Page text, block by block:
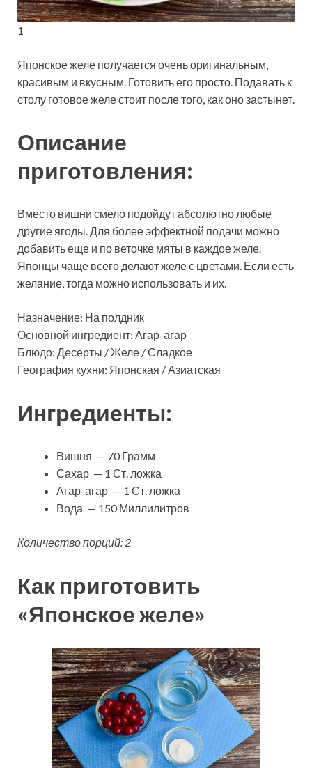
1
Японское желе получается очень оригинальным,
красивым и вкусным. Готовить его просто. Подавать к
столу готовое желе стоит после того, как онозастынет.
Описание
приготовления:
Вместо вишни смело подойдут абсолютно любые
другие ягоды. Для более эффектной подачи можно
добавить еще и по веточке мяты в каждое желе.
Японцы чаще всего делают желе с цветами. Если есть
желание, тогда можно использовать и их.
Назначение: На полдник
Основной ингредиент: Агар-агар
Блюдо: Десерты / Желе / Сладкое
География кухни: Японская / Азиатская
Ингредиенты:
Вишня — 70 Грамм
Сахар — 1 Ст. ложка
Агар-агар — 1 Ст. ложка
Вода — 150 Миллилитров
Количество порций: 2
Как приготовить
«Японское желе»